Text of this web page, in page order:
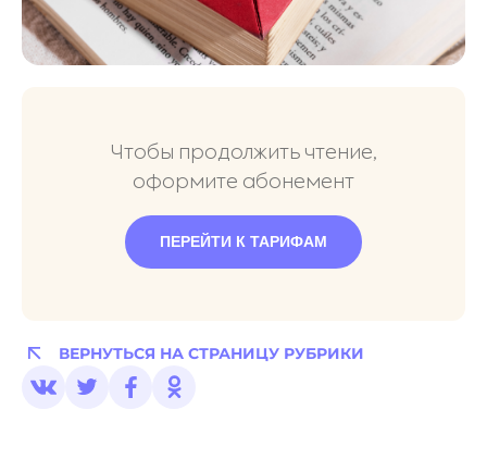
Чтобы продолжить чтение,
оформите абонемент
ПЕРЕЙТИ К ТАРИФАМ
ВЕРНУТЬСЯ НА СТРАНИЦУ РУБРИКИ